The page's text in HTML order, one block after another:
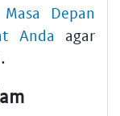
Depan
Anda agar